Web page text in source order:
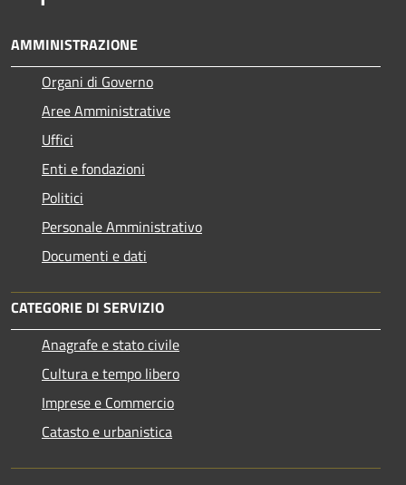
AMMINISTRAZIONE
Organi di Governo
Aree Amministrative
Uffici
Enti e fondazioni
Politici
Personale Amministrativo
Documenti e dati
CATEGORIE DI SERVIZIO
Anagrafe e stato civile
Cultura e tempo libero
Imprese e Commercio
Catasto e urbanistica